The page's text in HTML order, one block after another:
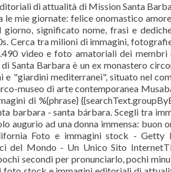
di attualità di Mission Santa
mie giornate: felice onomastico
significato nome, frasi e
Cerca tra milioni di immagini,
video e foto amatoriali dei
Santa Barbara è un ex monastero
"giardini mediterranei", situato nel
museo di arte contemporanea
di %{phrase}
barbara - santa bárbara. Scegli tra
augurio ad una donna immensa: buon
Foto e immagini stock - Getty
del Mondo - Un Unico Sito
secondi per pronunciarlo, pochi